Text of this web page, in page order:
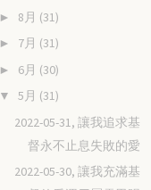
► 8月 (31)
► 7月 (31)
► 6月 (30)
▼ 5月 (31)
2022-05-31, 讓我追求基
督永不止息失敗的愛
2022-05-30, 讓我充滿基